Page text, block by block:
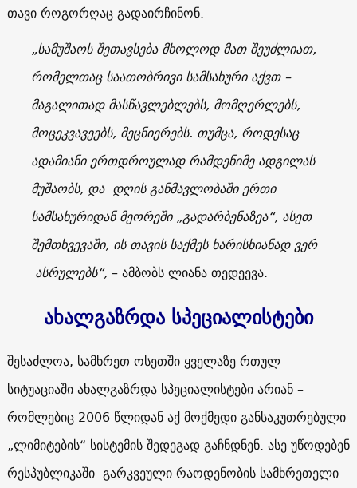
თავი როგორღაც გადაირჩინონ.
„სამუშაოს შეთავსება მხოლოდ მათ შეუძლიათ,
რომელთაც საათობრივი სამსახური აქვთ –
მაგალითად მასწავლებლებს, მომღერლებს,
მოცეკვავეებს, მეცნიერებს. თუმცა, როდესაც
ადამიანი ერთდროულად რამდენიმე ადგილას
მუშაობს, და დღის განმავლობაში ერთი
სამსახურიდან მეორეში „გადარბენაზეა“, ასეთ
შემთხვევაში, ის თავის საქმეს ხარისხიანად ვერ
ასრულებს“, – ამბობს ლიანა თედეევა.
ახალგაზრდა სპეციალისტები
შესაძლოა, სამხრეთ ოსეთში ყველაზე რთულ
სიტუაციაში ახალგაზრდა სპეციალისტები არიან –
რომლებიც 2006 წლიდან აქ მოქმედი განსაკუთრებული
„ლიმიტების“ სისტემის შედეგად გაჩნდნენ. ასე უწოდებენ
რესპუბლიკაში გარკვეული რაოდენობის სამხრეთელი